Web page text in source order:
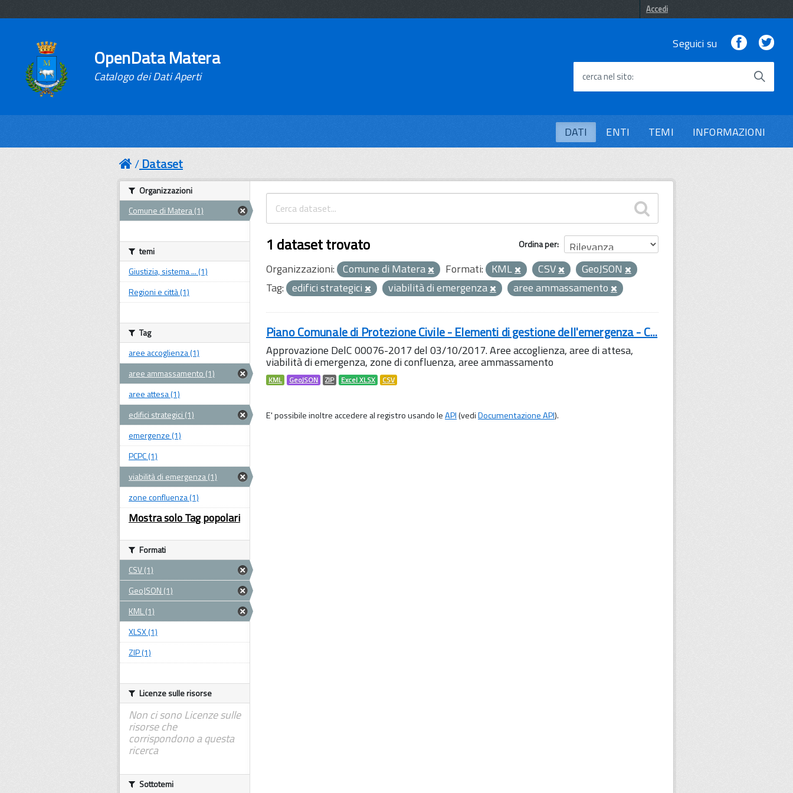
Accedi
OpenData Matera
Catalogo dei Dati Aperti
Seguici su Facebook
cerca nel sito
DATI ENTI TEMI INFORMAZIONI
Dataset
Ordina per
1 dataset trovato
Organizzazioni: Comune di Matera Formati: KML CSV
GeoJSON
Tag: edifici strategici viabilità di emergenza aree ammassamento
Piano Comunale di Protezione Civile - Elementi di gestione dell'emergenza - C...
Approvazione DelC 00076-2017 del 03/10/2017. Aree accoglienza, aree di attesa,
viabilità di emergenza, zone di confluenza, aree ammassamento
KML GeoJSON ZIP Excel XLSX CSV
E' possibile inoltre accedere al registro usando leAPI(vediDocumentazione API).
Organizzazioni
Comune di Matera (1)
temi
Giustizia, sistema ... (1)
Regioni e città (1)
Tag
aree accoglienza (1)
aree ammassamento (1)
aree attesa (1)
edifici strategici (1)
emergenze (1)
PCPC (1)
viabilità di emergenza (1)
zone confluenza (1)
Mostra solo Tag popolari
Formati
CSV (1)
GeoJSON (1)
KML (1)
XLSX (1)
ZIP (1)
Licenze sulle risorse
Non ci sono Licenze sulle
risorse che
corrispondono a questa
ricerca
Sottotemi